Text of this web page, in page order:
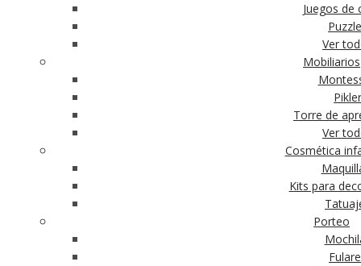
Juegos de
Ver
Mobiliarios
Pikler
Torre de
Ver
Cosmética
Kits para
Porteo